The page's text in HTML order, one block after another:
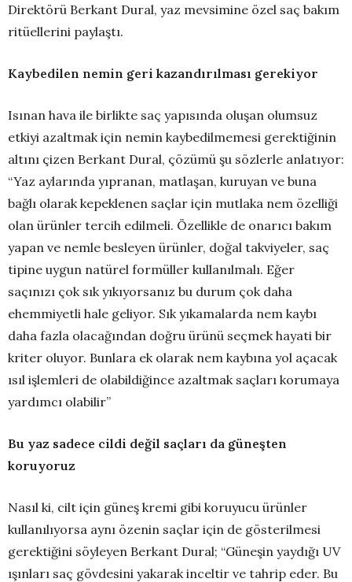
Direktörü Berkant Dural, yaz mevsimine özel saç bakım
ritüellerini paylaştı.
Kaybedilen nemin geri kazandırılması gerekiyor
Isınan hava ile birlikte saç yapısında oluşan olumsuz
etkiyi azaltmak için nemin kaybedilmemesi gerektiğinin
altını çizen Berkant Dural, çözümü şu sözlerle anlatıyor:
“Yaz aylarında yıpranan, matlaşan, kuruyan ve buna
bağlı olarak kepeklenen saçlar için mutlaka nem özelliği
olan ürünler tercih edilmeli. Özellikle de onarıcı bakım
yapan ve nemle besleyen ürünler, doğal takviyeler, saç
tipine uygun natürel formüller kullanılmalı. Eğer
saçınızı çok sık yıkıyorsanız bu durum çok daha
ehemmiyetli hale geliyor. Sık yıkamalarda nem kaybı
daha fazla olacağından doğru ürünü seçmek hayati bir
kriter oluyor. Bunlara ek olarak nem kaybına yol açacak
ısıl işlemleri de olabildiğince azaltmak saçları korumaya
yardımcı olabilir”
Bu yaz sadece cildi değil saçları da güneşten
koruyoruz
Nasıl ki, cilt için güneş kremi gibi koruyucu ürünler
kullanılıyorsa aynı özenin saçlar için de gösterilmesi
gerektiğini söyleyen Berkant Dural; “Güneşin yaydığı UV
ışınları saç gövdesini yakarak inceltir ve tahrip eder. Bu